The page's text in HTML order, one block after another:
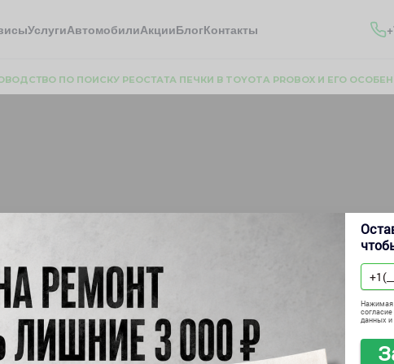
УслугиАвтомобилиАкцииБлогКонтакты
ПО ПОИСКУ РЕОСТАТА ПЕЧКИ В TOYOTA PROBOX И ЕГО
по поиску реостата
Нажимая
данных